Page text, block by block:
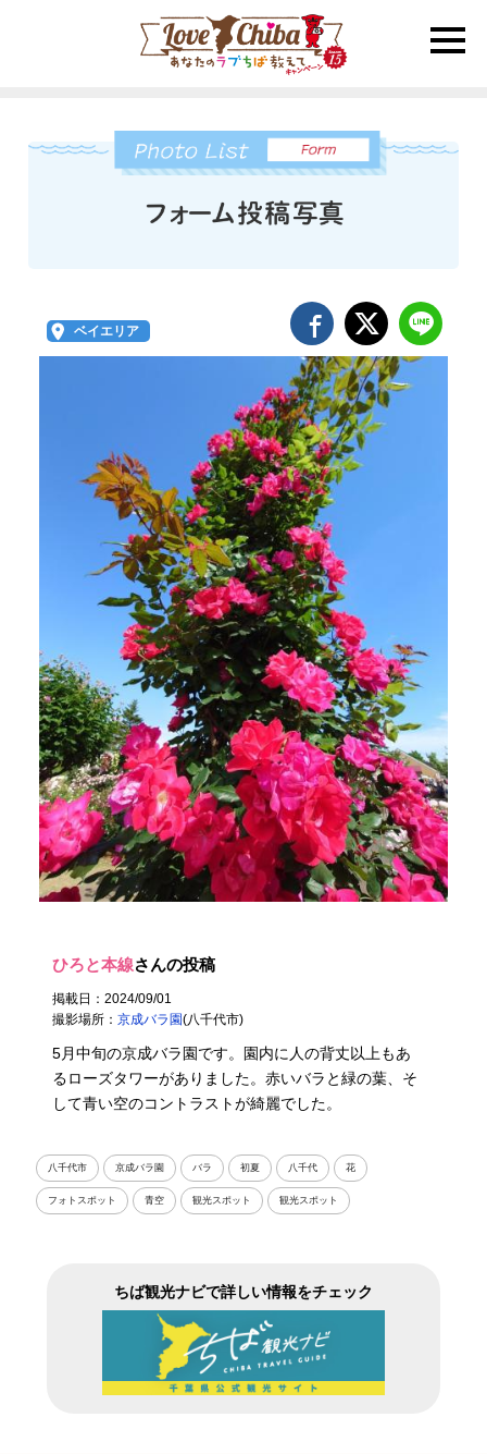
toggle
ベイエリア
ひろと本線さんの投稿
掲載日：2024/09/01
撮影場所：京成バラ園(八千代市)
5月中旬の京成バラ園です。園内に人の背丈以上もあ
るローズタワーがありました。赤いバラと緑の葉、そ
して青い空のコントラストが綺麗でした。
八千代市 京成バラ園 バラ 初夏 八千代 花
フォトスポット 青空 観光スポット 観光スポット
ちば観光ナビで詳しい情報をチェック